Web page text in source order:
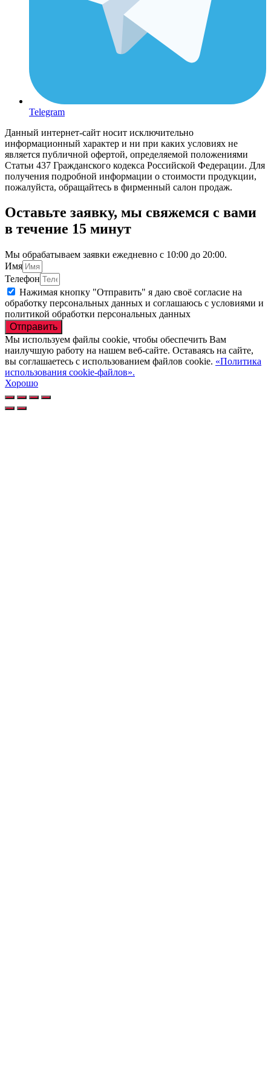
Telegram
Данный интернет-сайт носит исключительно
информационный характер и ни при каких условиях не
является публичной офертой, определяемой положениями
Статьи 437 Гражданского кодекса Российской Федерации. Для
получения подробной информации о стоимости продукции,
пожалуйста, обращайтесь в фирменный салон продаж.
Оставьте заявку, мы свяжемся с вами
в течение 15 минут
Мы обрабатываем заявки ежедневно с 10:00 до 20:00.
Имя
Телефон
Нажимая кнопку "Отправить" я даю своё согласие на
обработку персональных данных и соглашаюсь с условиями и
политикой обработки персональных данных
Отправить
Мы используем файлы cookie, чтобы обеспечить Вам
наилучшую работу на нашем веб-сайте. Оставаясь на сайте,
вы соглашаетесь с использованием файлов cookie. «Политика
использования cookie-файлов».
Хорошо